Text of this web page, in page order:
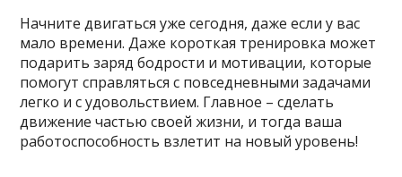
Начните двигаться уже сегодня, даже если у вас
мало времени. Даже короткая тренировка может
подарить заряд бодрости и мотивации, которые
помогут справляться с повседневными задачами
легко и с удовольствием. Главное – сделать
движение частью своей жизни, и тогда ваша
работоспособность взлетит на новый уровень!